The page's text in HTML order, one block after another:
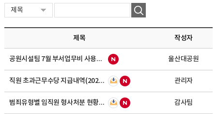
제목 작성자
공원시설팀 7월 부서업무비 사용내역 울산대공원
직원 초과근무수당 지급내역(2026.2.~2026.7.) 관리자
범죄유형별 임직원 형사처분 현황(2026년 하반기) 감사팀